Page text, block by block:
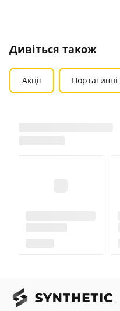
Дивіться також
Акції